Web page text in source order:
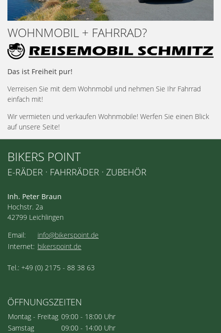
WOHNMOBIL + FAHRRAD?
Das ist Freiheit pur!
Verreisen Sie mit dem Wohnmobil und nehmen Sie Ihr Fahrrad
einfach mit!
Wir vermieten und verkaufen Wohnmobile! Werfen Sie einen Blick
auf unsere Seite!
BIKERS POINT
E-RÄDER · FAHRRÄDER · ZUBEHÖR
Inh. Peter Braun
Hochstr. 2a
42799 Leichlingen
Email:
info@bikerspoint.de
Internet: bikerspoint.de
Tel.: +49 (0) 2175 - 88 38 63
ÖFFNUNGSZEITEN
Montag - Freitag 09:00 - 18:00 Uhr
Samstag
09:00 - 14:00 Uhr